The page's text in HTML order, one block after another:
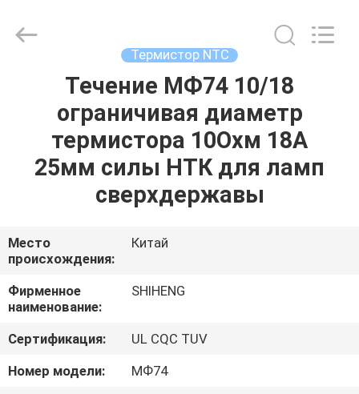
ПРОДУКТЫ
О
НАС
ПУТЕШЕСТВИЕ
ФАБРИКИ
Electronics
Co.,Ltd.
Термистор NTC
Течение МФ74 10/18
ограничивая диаметр
термистора 10Охм 18А
25мм силы НТК для ламп
сверхдержавы
Место
происхождения:
Китай
Фирменное
наименование:
SHIHENG
Сертификация:
UL CQC TUV
Номер модели:
МФ74